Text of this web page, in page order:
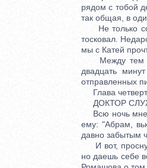
рядом с тобой
так общая, в
Не только со
тосковал.
мы с Катей
Между тем
двадцать
отправленных
Глава
ДОКТОР
Всю ночь мне
ему: "Абрам,
давно забытым
И вот,
но даешь себе